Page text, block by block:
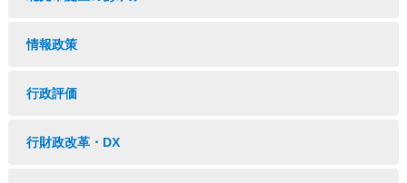
情報政策
行政評価
行財政改革・DX